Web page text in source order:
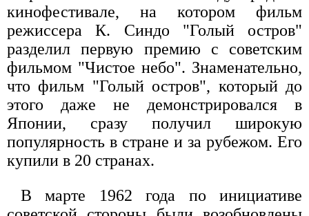
кинофестивале, на котором фильм
режиссера К. Синдо "Голый остров"
разделил первую премию с советским
фильмом "Чистое небо". Знаменательно,
что фильм "Голый остров", который до
этого даже не демонстрировался в
Японии, сразу получил широкую
популярность в стране и за рубежом. Его
купили в 20 странах.
В марте 1962 года по инициативе